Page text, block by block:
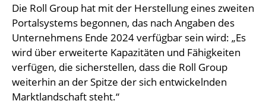
Die Roll Group hat mit der Herstellung eines zweiten
Portalsystems begonnen, das nach Angaben des
Unternehmens Ende 2024 verfügbar sein wird: „Es
wird über erweiterte Kapazitäten und Fähigkeiten
verfügen, die sicherstellen, dass die Roll Group
weiterhin an der Spitze der sich entwickelnden
Marktlandschaft steht.“